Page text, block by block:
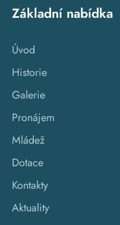
Základní nabídka
Úvod
Historie
Galerie
Pronájem
Mládež
Dotace
Kontakty
Aktuality